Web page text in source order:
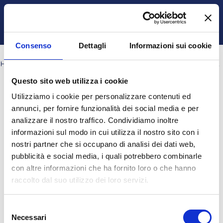
Consenso Dettagli Informazioni sui cookie
Questo sito web utilizza i cookie
Utilizziamo i cookie per personalizzare contenuti ed
annunci, per fornire funzionalità dei social media e per
analizzare il nostro traffico. Condividiamo inoltre
informazioni sul modo in cui utilizza il nostro sito con i
nostri partner che si occupano di analisi dei dati web,
pubblicità e social media, i quali potrebbero combinarle
con altre informazioni che ha fornito loro o che hanno
raccolto dal suo utilizzo dei loro servizi.
delNecessari
Vai al contenuto principale
Pannello laterale
Attiva/disattiva input di ricerca
Italiano ‎(it)‎ Login
A.A. 2025-2026 I ANNO
Cerca corsi
Cerca corsi
II SEMESTRE